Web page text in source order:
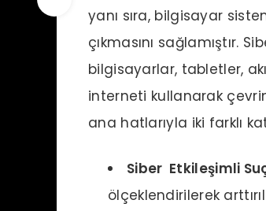
yanı sıra, bilgisayar
çıkmasını sağlamıştır.
bilgisayarlar, tabletler,
interneti kullanarak
ana hatlarıyla iki farklı
Siber Etkileşimli
ölçeklendirilerek